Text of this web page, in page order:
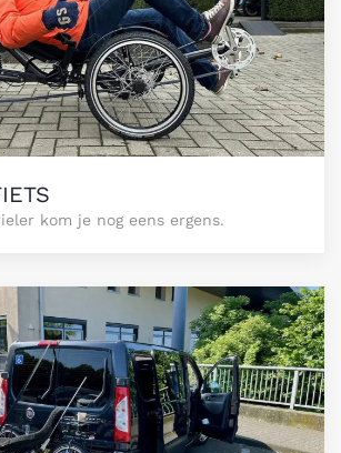
kom je nog eens ergens.